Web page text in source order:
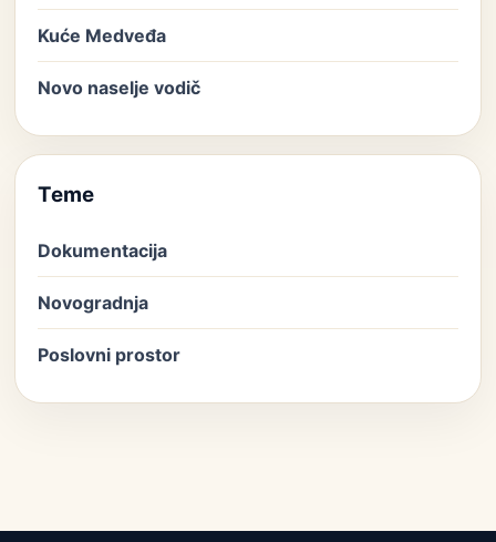
Kuće Medveđa
Novo naselje vodič
Teme
Dokumentacija
Novogradnja
Poslovni prostor